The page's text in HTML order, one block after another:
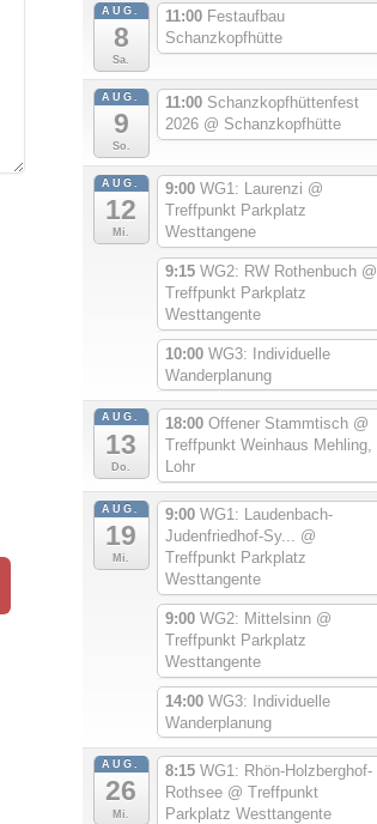
AUG.
8
Sa.
11:00 Festaufbau
Schanzkopfhütte
AUG.
9
So.
11:00 Schanzkopfhüttenfest
2026 @ Schanzkopfhütte
AUG.
12
Mi.
9:00 WG1: Laurenzi @
Treffpunkt Parkplatz
Westtangene
9:15 WG2: RW Rothenbuch @
Treffpunkt Parkplatz
Westtangente
10:00 WG3: Individuelle
Wanderplanung
AUG.
13
Do.
18:00 Offener Stammtisch @
Treffpunkt Weinhaus Mehling,
Lohr
AUG.
19
Mi.
9:00 WG1: Laudenbach-
Judenfriedhof-Sy... @
Treffpunkt Parkplatz
Westtangente
9:00 WG2: Mittelsinn @
Treffpunkt Parkplatz
Westtangente
14:00 WG3: Individuelle
Wanderplanung
AUG.
26
Mi.
8:15 WG1: Rhön-Holzberghof-
Rothsee @ Treffpunkt
Parkplatz Westtangente